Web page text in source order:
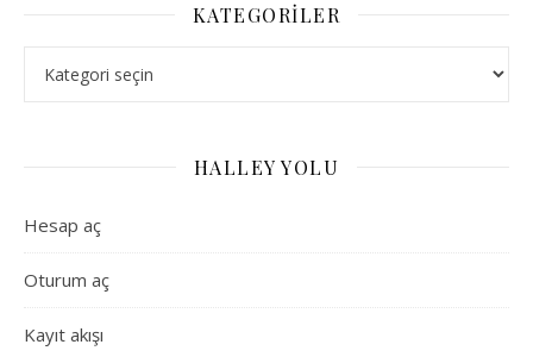
KATEGORILER
HALLEY YOLU
Hesap aç
Oturum aç
Kayıt akışı